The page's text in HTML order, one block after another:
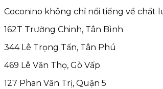
Coconino không chỉ nổi tiếng về chất
162T Trường Chinh, Tân Bình
344 Lê Trọng Tấn, Tân Phú
469 Lê Văn Thọ, Gò Vấp
127 Phan Văn Trị, Quận 5